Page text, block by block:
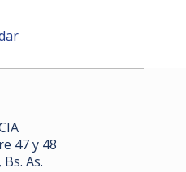
47 y 48
As.